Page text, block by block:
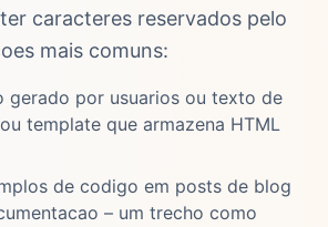
caracteres reservados pelo
mais comuns:
gerado por usuarios ou texto de
template que armazena HTML
de codigo em posts de blog
– um trecho como